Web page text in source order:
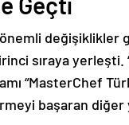
sıraya yerleşti.
“MasterChef
başaran diğer